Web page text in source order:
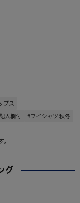
プス
入欄付
#ワイシャツ 秋冬
グ